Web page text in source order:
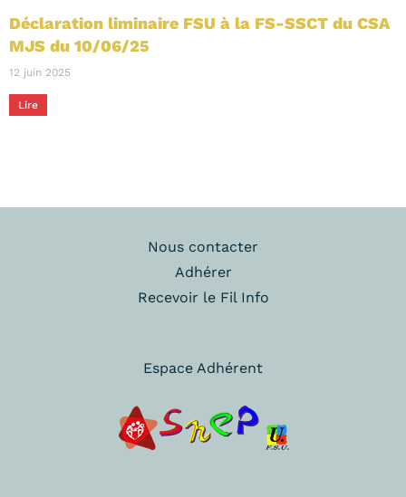
Déclaration liminaire FSU à la FS-SSCT du CSA
MJS du 10/06/25
12 juin 2025
Lire
Nous contacter
Adhérer
Recevoir le Fil Info
Espace Adhérent